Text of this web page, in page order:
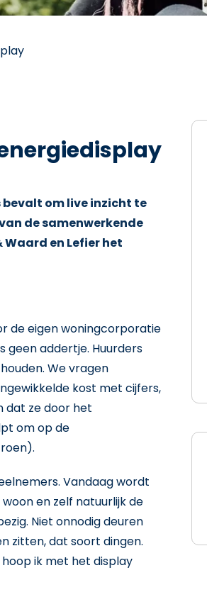
bevalt om live inzicht te
de samenwerkende
en Lefier het
de eigen woningcorporatie
geen addertje. Huurders
We vragen
kost met cijfers,
dat ze door het
om op de
Vandaag wordt
en zelf natuurlijk de
Niet onnodig deuren
zitten, dat soort dingen.
ik met het display